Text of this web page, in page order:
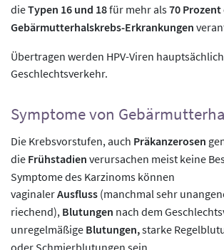
dieTypen 16 und 18für mehr als70 Prozent
Gebärmutterhalskrebs-Erkrankungen
Übertragen werden HPV-Viren
Geschlechtsverkehr.
Symptome von
Die Krebsvorstufen, auch Präkanzerosen
die Frühstadien verursachen meist keine
Symptome des Karzinoms können
vaginalerAusfluss (manchmal sehr
riechend), Blutungen nach dem
unregelmäßige Blutungen,starke
oder Schmierblutungen sein.